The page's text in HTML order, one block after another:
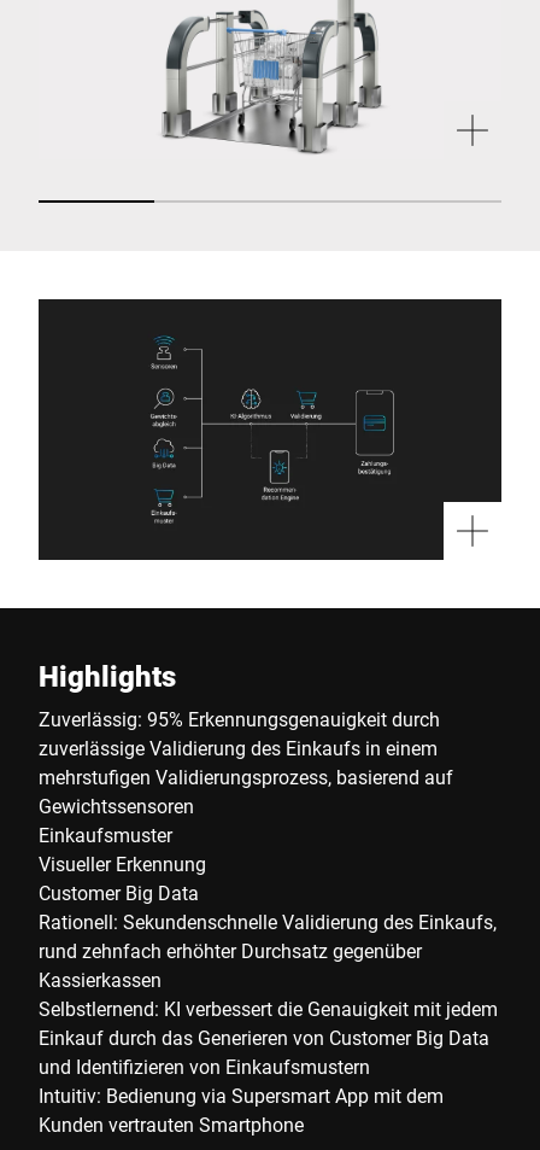
Highlights
Zuverlässig: 95% Erkennungsgenauigkeit durch
zuverlässige Validierung des Einkaufs in einem
mehrstufigen Validierungsprozess, basierend auf
Gewichtssensoren
Einkaufsmuster
Visueller Erkennung
Customer Big Data
Rationell: Sekundenschnelle Validierung des Einkaufs,
rund zehnfach erhöhter Durchsatz gegenüber
Kassierkassen
Selbstlernend: KI verbessert die Genauigkeit mit jedem
Einkauf durch das Generieren von Customer Big Data
und Identifizieren von Einkaufsmustern
Intuitiv: Bedienung via Supersmart App mit dem
Kunden vertrauten Smartphone